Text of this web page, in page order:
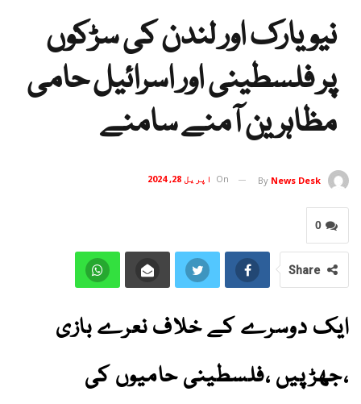
نیویارک اور لندن کی سڑکوں
پر فلسطینی اور اسرائیل حامی
مظاہرین آمنے سامنے
By News Desk
On اپریل 28, 2024
0
Share
ایک دوسرے کے خلاف نعرے بازی
،جھڑپیں ،فلسطینی حامیوں کی